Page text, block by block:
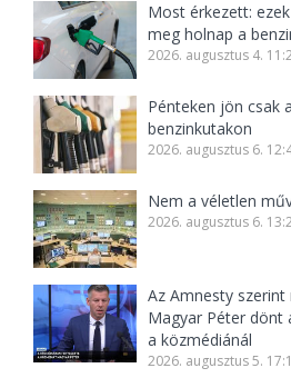
Most érkezett:
meg holnap a
2026. augusztus 4.
Pénteken jön csak
benzinkutakon
2026. augusztus 6.
Nem a véletlen
2026. augusztus 6.
Az Amnesty szerint
Magyar Péter dönt
a közmédiánál
2026. augusztus 5.